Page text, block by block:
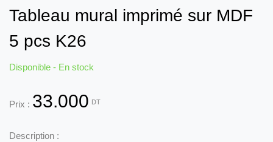
Tableau mural imprimé sur MDF
5 pcs K26
Disponible - En stock
Prix : 33.000 DT
Description :